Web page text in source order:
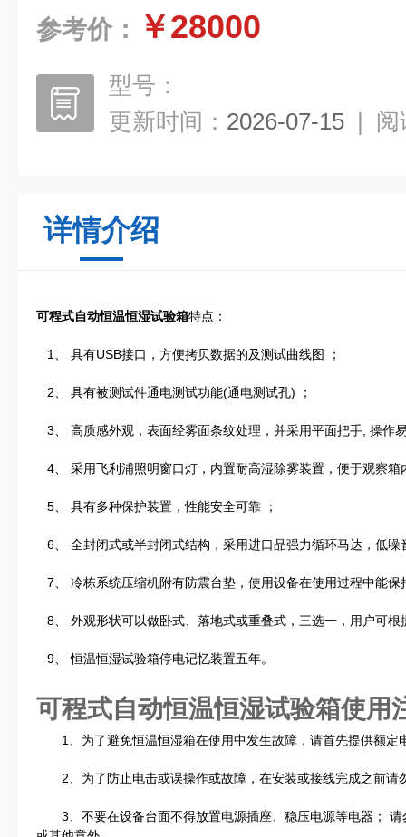
参考价： ￥28000
型号：
更新时间： 2026-07-15 | 阅
详情介绍
可程式自动恒温恒湿试验箱特点：
1、 具有USB接口，方便拷贝数据的及测试曲线图 ；
2、 具有被测试件通电测试功能(通电测试孔) ；
3、 高质感外观，表面经雾面条纹处理，并采用平面把手, 操作
4、 采用飞利浦照明窗口灯，内置耐高湿除雾装置，便于观察箱
5、 具有多种保护装置，性能安全可靠 ；
6、 全封闭式或半封闭式结构，采用进口品强力循环马达，低噪
7、 冷栋系统压缩机附有防震台垫，使用设备在使用过程中能保
8、 外观形状可以做卧式、落地式或重叠式，三选一，用户可根
9、 恒温恒湿试验箱停电记忆装置五年。
可程式自动恒温恒湿试验箱使用
1、为了避免恒温恒湿箱在使用中发生故障，请首先提供额定
2、为了防止电击或误操作或故障，在安装或接线完成之前请
3、不要在设备台面不得放置电源插座、稳压电源等电器； 请